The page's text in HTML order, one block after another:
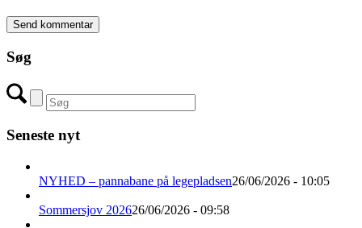
Søg
Seneste nyt
NYHED – pannabane på legepladsen26/06/2026 - 10:05
Sommersjov 202626/06/2026 - 09:58